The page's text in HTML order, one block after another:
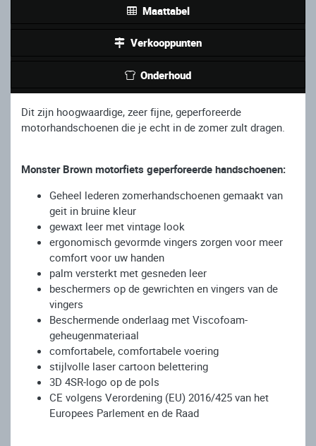
Maattabel
Verkooppunten
Onderhoud
Dit zijn hoogwaardige, zeer fijne, geperforeerde
motorhandschoenen die je echt in de zomer zult dragen.
Monster Brown motorfiets geperforeerde handschoenen:
Geheel lederen zomerhandschoenen gemaakt van
geit in bruine kleur
gewaxt leer met vintage look
ergonomisch gevormde vingers zorgen voor meer
comfort voor uw handen
palm versterkt met gesneden leer
beschermers op de gewrichten en vingers van de
vingers
Beschermende onderlaag met Viscofoam-
geheugenmateriaal
comfortabele, comfortabele voering
stijlvolle laser cartoon belettering
3D 4SR-logo op de pols
CE volgens Verordening (EU) 2016/425 van het
Europees Parlement en de Raad